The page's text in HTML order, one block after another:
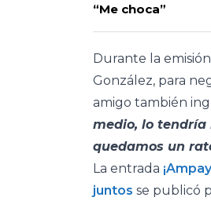
“Me choca”
Durante la
González, para
amigo también
medio, lo tendría
quedamos un
La entrada
juntos se publicó